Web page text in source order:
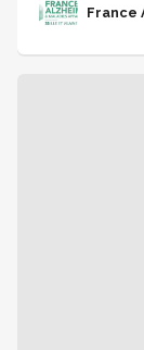
France